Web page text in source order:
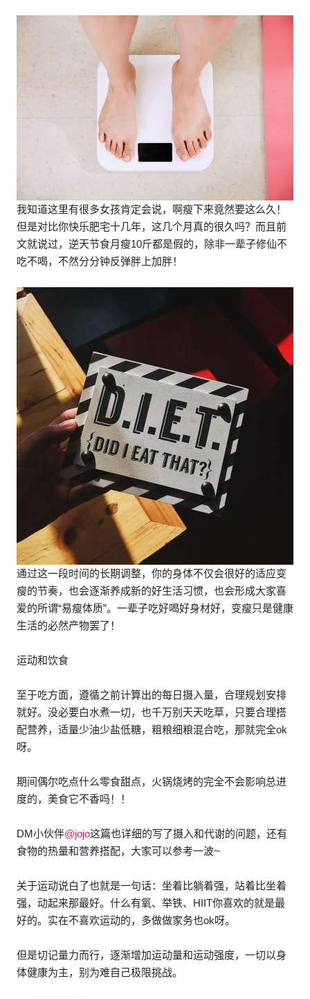
我知道这里有很多女孩肯定会说，啊瘦下来竟然要这么久！
但是对比你快乐肥宅十几年，这几个月真的很久吗？而且前
文就说过，逆天节食月瘦10斤都是假的，除非一辈子修仙不
吃不喝，不然分分钟反弹胖上加胖！
通过这一段时间的长期调整，你的身体不仅会很好的适应变
瘦的节奏，也会逐渐养成新的好生活习惯，也会形成大家喜
爱的所谓“易瘦体质”。一辈子吃好喝好身材好，变瘦只是健康
生活的必然产物罢了！
运动和饮食
至于吃方面，遵循之前计算出的每日摄入量，合理规划安排
就好。没必要白水煮一切，也千万别天天吃草，只要合理搭
配营养，适量少油少盐低糖，粗粮细粮混合吃，那就完全ok
呀。
期间偶尔吃点什么零食甜点，火锅烧烤的完全不会影响总进
度的，美食它不香吗！！
DM小伙伴@jojo这篇也详细的写了摄入和代谢的问题，还有
食物的热量和营养搭配，大家可以参考一波~
关于运动说白了也就是一句话：坐着比躺着强，站着比坐着
强，动起来那最好。什么有氧、举铁、HIIT你喜欢的就是最
好的。实在不喜欢运动的，多做做家务也ok呀。
但是切记量力而行，逐渐增加运动量和运动强度，一切以身
体健康为主，别为难自己极限挑战。